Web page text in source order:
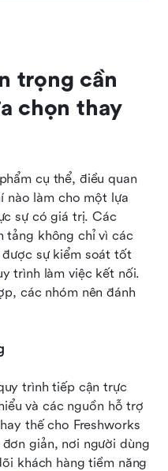
trọng cần
chọn thay
cụ thể, điều quan
nào làm cho một lựa
sự có giá trị. Các
tảng không chỉ vì các
sự kiểm soát tốt
trình làm việc kết nối.
các nhóm nên đánh
trình tiếp cận trực
và các nguồn hỗ trợ
thế cho Freshworks
giản, nơi người dùng
khách hàng tiềm năng